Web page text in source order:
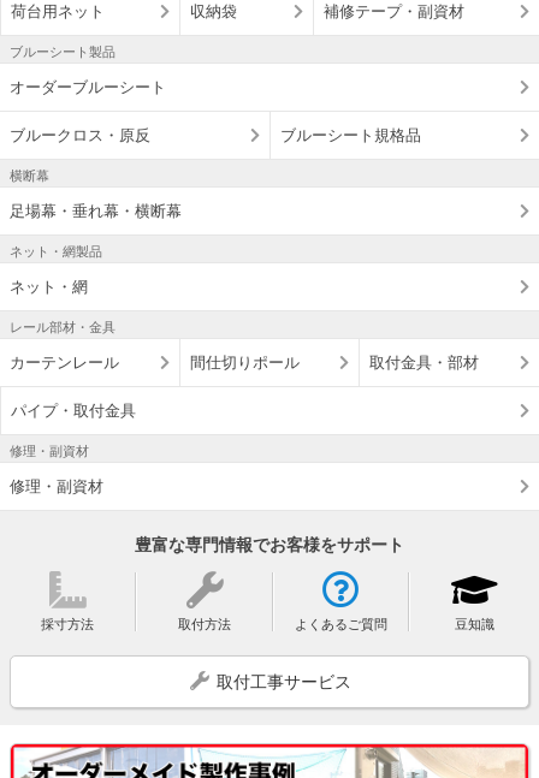
荷台用ネット 収納袋 補修テープ・副資材
ブルーシート製品
オーダーブルーシート
ブルークロス・原反 ブルーシート規格品
横断幕
足場幕・垂れ幕・横断幕
ネット・網製品
ネット・網
レール部材・金具
カーテンレール 間仕切りポール 取付金具・部材
パイプ・取付金具
修理・副資材
修理・副資材
豊富な専門情報でお客様をサポート
採寸方法 取付方法 よくあるご質問 豆知識
取付工事サービス